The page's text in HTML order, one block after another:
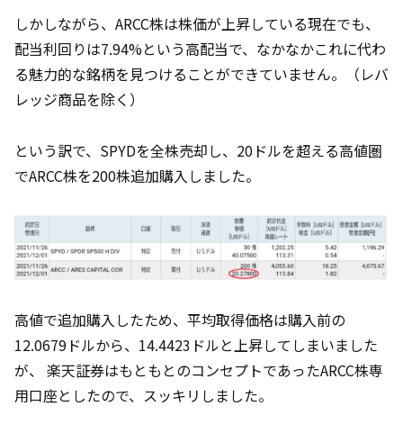
しかしながら、ARCC株は株価が上昇している現在でも、
配当利回りは7.94%という高配当で、なかなかこれに代わ
る魅力的な銘柄を見つけることができていません。（レバ
レッジ商品を除く）
という訳で、SPYDを全株売却し、20ドルを超える高値圏
でARCC株を200株追加購入しました。
高値で追加購入したため、平均取得価格は購入前の
12.0679ドルから、14.4423ドルと上昇してしまいました
が、 楽天証券はもともとのコンセプトであったARCC株専
用口座としたので、スッキリしました。